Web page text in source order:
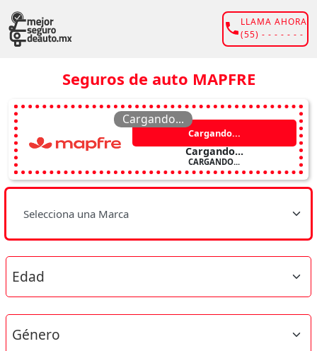
LLAMA AHORA
(55) - - - - - - -
Seguros de auto MAPFRE
Cargando...
Cargando...
Cargando...
CARGANDO...
Selecciona una Marca